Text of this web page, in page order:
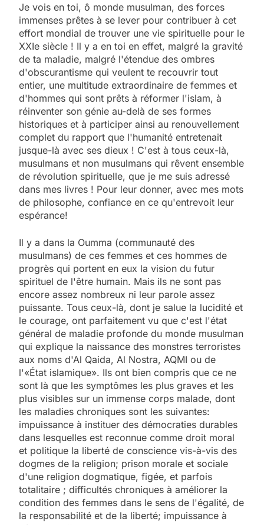
Je vois en toi, ô monde musulman, des forces
immenses prêtes à se lever pour contribuer à cet
effort mondial de trouver une vie spirituelle pour le
XXIe siècle ! Il y a en toi en effet, malgré la gravité
de ta maladie, malgré l'étendue des ombres
d'obscurantisme qui veulent te recouvrir tout
entier, une multitude extraordinaire de femmes et
d'hommes qui sont prêts à réformer l'islam, à
réinventer son génie au-delà de ses formes
historiques et à participer ainsi au renouvellement
complet du rapport que l'humanité entretenait
jusque-là avec ses dieux ! C'est à tous ceux-là,
musulmans et non musulmans qui rêvent ensemble
de révolution spirituelle, que je me suis adressé
dans mes livres ! Pour leur donner, avec mes mots
de philosophe, confiance en ce qu'entrevoit leur
espérance!
Il y a dans la Oumma (communauté des
musulmans) de ces femmes et ces hommes de
progrès qui portent en eux la vision du futur
spirituel de l'être humain. Mais ils ne sont pas
encore assez nombreux ni leur parole assez
puissante. Tous ceux-là, dont je salue la lucidité et
le courage, ont parfaitement vu que c'est l'état
général de maladie profonde du monde musulman
qui explique la naissance des monstres terroristes
aux noms d'Al Qaida, Al Nostra, AQMI ou de
l'«État islamique». Ils ont bien compris que ce ne
sont là que les symptômes les plus graves et les
plus visibles sur un immense corps malade, dont
les maladies chroniques sont les suivantes:
impuissance à instituer des démocraties durables
dans lesquelles est reconnue comme droit moral
et politique la liberté de conscience vis-à-vis des
dogmes de la religion; prison morale et sociale
d'une religion dogmatique, figée, et parfois
totalitaire ; difficultés chroniques à améliorer la
condition des femmes dans le sens de l'égalité, de
la responsabilité et de la liberté; impuissance à